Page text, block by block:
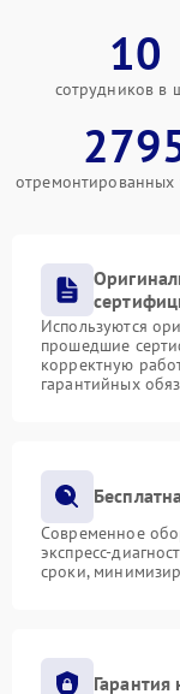
10
сотрудников в
отремонтированных
Используются
прошедшие
корректную
гарантийных
Современное
экспресс-
сроки,
Гарантия